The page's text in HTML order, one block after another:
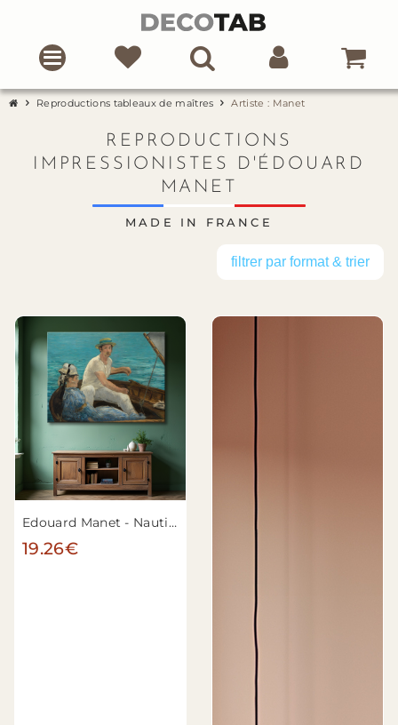
Reproductions tableaux de maîtres Artiste : Manet
REPRODUCTIONS
IMPRESSIONISTES D'ÉDOUARD
MANET
MADE IN FRANCE
filtrer par format & trier
Edouard Manet - Nautisme
19.26€